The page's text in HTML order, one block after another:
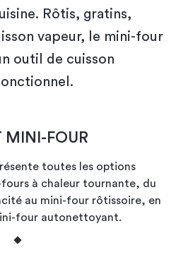
Rôtis, gratins,
vapeur, le mini-four
outil de cuisson
MINI-FOUR
toutes les options
fours à chaleur tournante, du
au mini-four rôtissoire, en
four autonettoyant.